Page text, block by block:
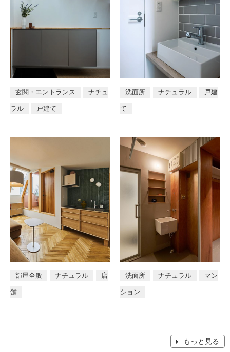
玄関・エントランス ナチュ
ラル 戸建て
洗面所 ナチュラル 戸建
て
部屋全般 ナチュラル 店
舗
洗面所 ナチュラル マン
ション
もっと見る